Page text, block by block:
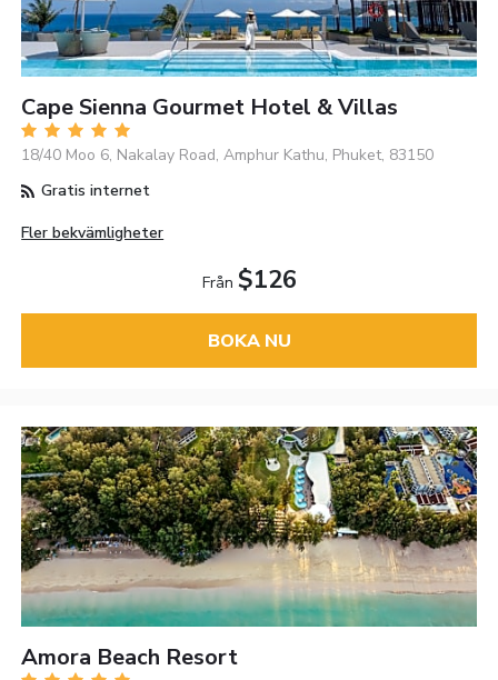
Cape Sienna Gourmet Hotel & Villas
18/40 Moo 6, Nakalay Road, Amphur Kathu, Phuket, 83150
Gratis internet
Fler bekvämligheter
Från $126
BOKA NU
Amora Beach Resort